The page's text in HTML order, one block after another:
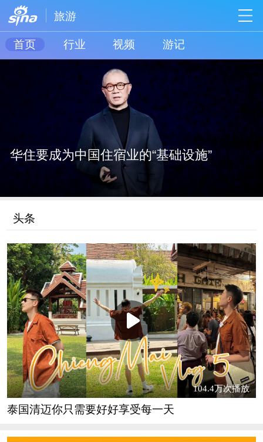
旅游
首页 行业 视频 游记
华住要成为中国住宿业的“基础设施”
头条
104.4万次播放
泰国清迈你只需要好好享受每一天